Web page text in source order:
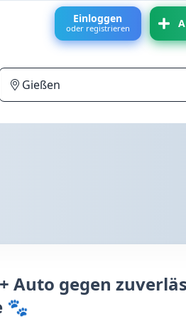
Einloggen
oder registrieren
Auto gegen
🐾